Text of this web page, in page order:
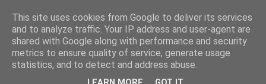
Kage! Kage! Kage!
Kage, kultur og tanker
This site uses cookies from Google to deliver its services
and to analyze traffic. Your IP address and user-agent are
shared with Google along with performance and security
metrics to ensure quality of service, generate usage
statistics, and to detect and address abuse.